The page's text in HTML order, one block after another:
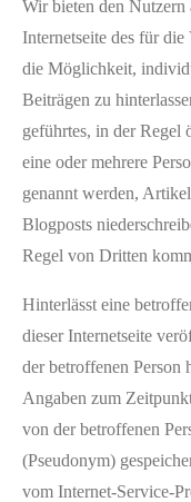
Wir bieten den
Internetseite des für
die Möglichkeit,
Beiträgen zu
geführtes, in der Regel
eine oder mehrere
genannt werden,
Blogposts
Regel von Dritten
Hinterlässt eine
dieser Internetseite
der betroffenen Person
Angaben zum
von der betroffenen
(Pseudonym)
vom Internet-Service-